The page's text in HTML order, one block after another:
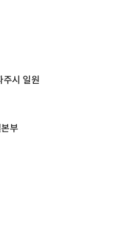
주시 일원
부